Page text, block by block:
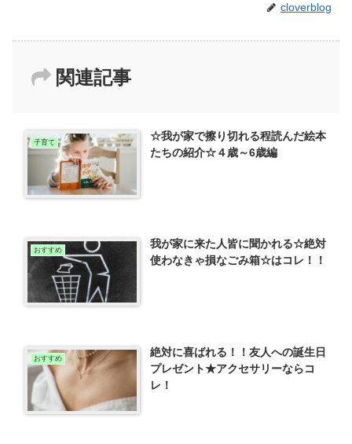
cloverblog
関連記事
子育て
☆我が家で擦り切れる程読んだ絵本
たちの紹介☆４歳～6歳編
おすすめ
我が家に来た人皆に聞かれる☆絶対
使わなきゃ損なごみ箱☆はコレ！！
おすすめ
絶対に喜ばれる！！友人への誕生日
プレゼント★アクセサリーならコ
レ！